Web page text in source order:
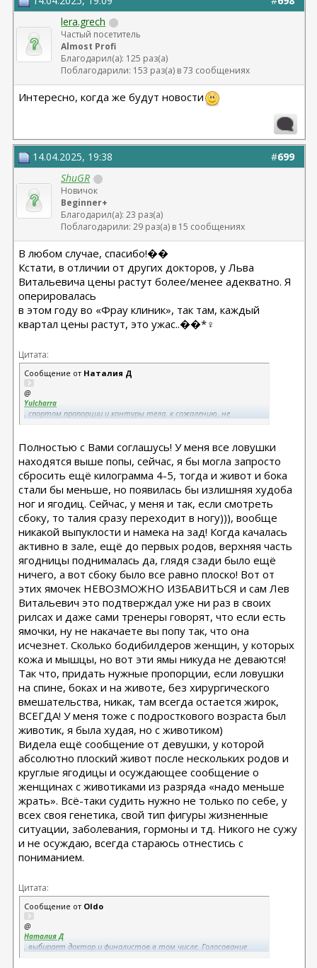
lera.grech
Частый посетитель
Almost Profi
Благодарил(а): 125 раз(а)
Поблагодарили: 153 раз(а) в 73 сообщениях
Интересно, когда же будут новости
#699
14.04.2025, 19:38
ShuGR
Новичок
Beginner+
Благодарил(а): 23 раз(а)
Поблагодарили: 29 раз(а) в 15 сообщениях
В любом случае, спасибо!��
Кстати, в отличии от других докторов, у Льва
Витальевича цены растут более/менее адекватно. Я
оперировалась
в этом году во «Фрау клиник», так там, каждый
квартал цены растут, это ужас..��*♀️
Цитата:
Сообщение от Наталия Д
@
Yulcharra
, спортом пропорции и контуры тела, к сожалению, не
прямоугольником, но песочными часами не станешь. А с
липоскульптурой можно стать, изменить именно пропорции,
форму, контуры тела.
Полностью с Вами соглашусь! У меня все ловушки
находятся выше попы, сейчас, я бы могла запросто
сбросить ещё килограмма 4-5, тогда и живот и бока
стали бы меньше, но появилась бы излишняя худоба
ног и ягодиц. Сейчас, у меня и так, если смотреть
сбоку, то талия сразу переходит в ногу))), вообще
никакой выпуклости и намека на зад! Когда качалась
активно в зале, ещё до первых родов, верхняя часть
ягодницы поднималась да, глядя сзади было ещё
ничего, а вот сбоку было все равно плоско! Вот от
этих ямочек НЕВОЗМОЖНО ИЗБАВИТЬСЯ и сам Лев
Витальевич это подтверждал уже ни раз в своих
рилсах и даже сами тренеры говорят, что если есть
ямочки, ну не накачаете вы попу так, что она
исчезнет. Сколько бодибилдеров женщин, у которых
кожа и мышцы, но вот эти ямы никуда не деваются!
Так что, придать нужные пропорции, если ловушки
на спине, боках и на животе, без хирургического
вмешательства, никак, там всегда остается жирок,
ВСЕГДА! У меня тоже с подросткового возраста был
животик, я была худая, но с животиком)
Видела ещё сообщение от девушки, у которой
абсолютно плоский живот после нескольких родов и
круглые ягодицы и осуждающее сообщение о
женщинах с животиками из разряда «надо меньше
жрать». Всё-таки судить нужно не только по себе, у
всех своя генетика, свой тип фигуры жизненные
ситуации, заболевания, гормоны и тд. Никого не сужу
и не осуждаю, всегда стараюсь отнестись с
пониманием.
Цитата:
Сообщение от Oldo
@
Наталия Д
, выбирает доктор и финалистов в том числе. Голосование